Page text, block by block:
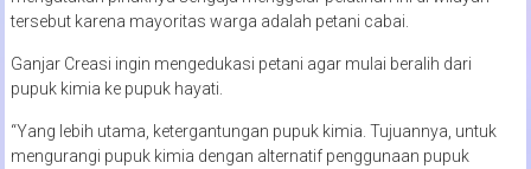
tersebut karena mayoritas warga adalah petani cabai.
Ganjar Creasi ingin mengedukasi petani agar mulai beralih dari
pupuk kimia ke pupuk hayati.
“Yang lebih utama, ketergantungan pupuk kimia. Tujuannya, untuk
mengurangi pupuk kimia dengan alternatif penggunaan pupuk